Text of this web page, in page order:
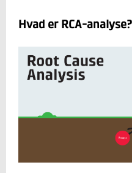
Hvad er RCA-analyse?